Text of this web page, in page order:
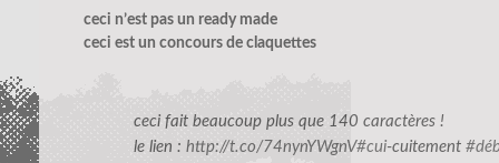
ceci n’est pas un ready made
ceci est un concours de claquettes
ceci fait beaucoup plus que 140 caractères !
le lien : http://t.co/74nynYWgnV#cui-cuitement